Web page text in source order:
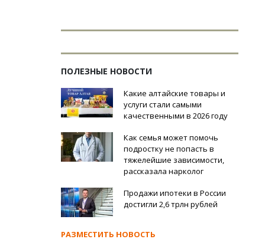
ПОЛЕЗНЫЕ НОВОСТИ
Какие алтайские товары и
услуги стали самыми
качественными в 2026 году
Как семья может помочь
подростку не попасть в
тяжелейшие зависимости,
рассказала нарколог
Продажи ипотеки в России
достигли 2,6 трлн рублей
РАЗМЕСТИТЬ НОВОСТЬ